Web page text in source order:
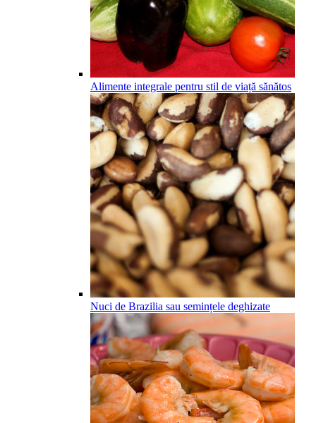
Alimente integrale pentru stil de viață sănătos
Nuci de Brazilia sau semințele deghizate